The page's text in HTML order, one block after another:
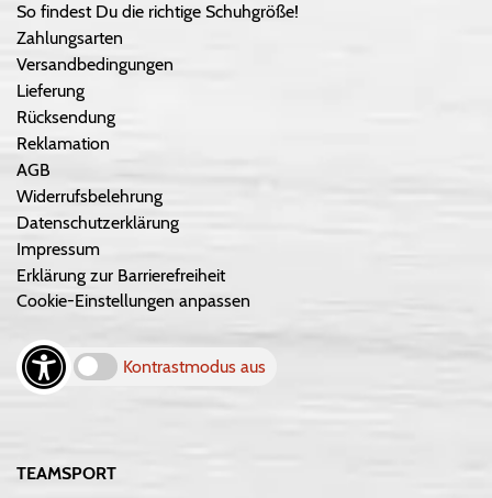
So findest Du die richtige Schuhgröße!
Zahlungsarten
Versandbedingungen
Lieferung
Rücksendung
Reklamation
AGB
Widerrufsbelehrung
Datenschutzerklärung
Impressum
Erklärung zur Barrierefreiheit
Cookie-Einstellungen anpassen
Kontrastmodus aus
TEAMSPORT